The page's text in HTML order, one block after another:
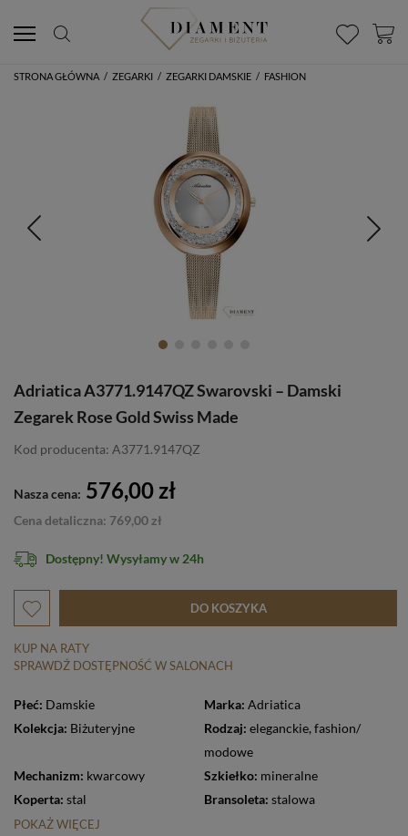
STRONA GŁÓWNA / ZEGARKI / ZEGARKI DAMSKIE / FASHION
Adriatica A3771.9147QZ Swarovski – Damski
Zegarek Rose Gold Swiss Made
Kod producenta: A3771.9147QZ
Nasza cena: 576,00 zł
Cena detaliczna: 769,00 zł
Dostępny! Wysyłamy w 24h
DO KOSZYKA
KUP NA RATY
SPRAWDŹ DOSTĘPNOŚĆ W SALONACH
Płeć: Damskie Marka: Adriatica
Kolekcja: Biżuteryjne Rodzaj: eleganckie,
modowe
Mechanizm: kwarcowy Szkiełko: mineralne
Koperta: stal Bransoleta: stalowa
POKAŻ WIĘCEJ